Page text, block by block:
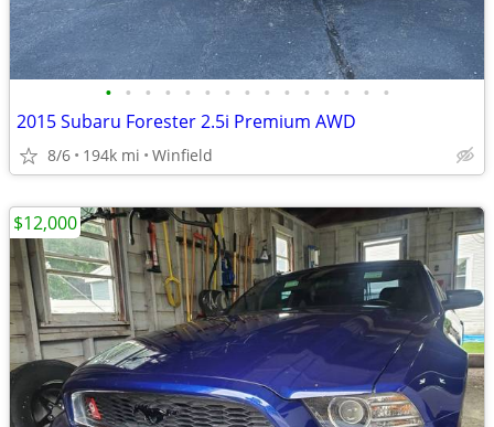
• • • • • • • • • • • • • • •
2015 Subaru Forester 2.5i Premium AWD
8/6 194k mi Winfield
$12,000